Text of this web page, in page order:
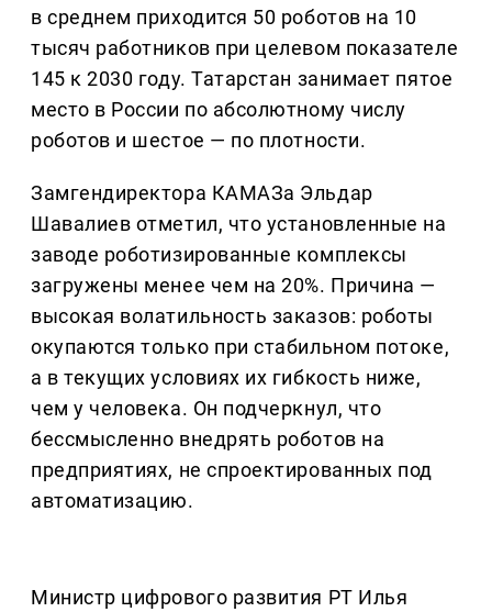
в среднем приходится 50 роботов на 10
тысяч работников при целевом показателе
145 к 2030 году. Татарстан занимает пятое
место в России по абсолютному числу
роботов и шестое — по плотности.
Замгендиректора КАМАЗа Эльдар
Шавалиев отметил, что установленные на
заводе роботизированные комплексы
загружены менее чем на 20%. Причина —
высокая волатильность заказов: роботы
окупаются только при стабильном потоке,
а в текущих условиях их гибкость ниже,
чем у человека. Он подчеркнул, что
бессмысленно внедрять роботов на
предприятиях, не спроектированных под
автоматизацию.
Министр цифрового развития РТ Илья